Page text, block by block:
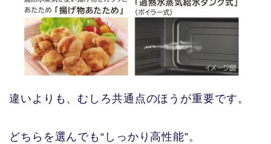
違いよりも、むしろ共通点のほうが重要です。
どちらを選んでも“しっかり高性能”。